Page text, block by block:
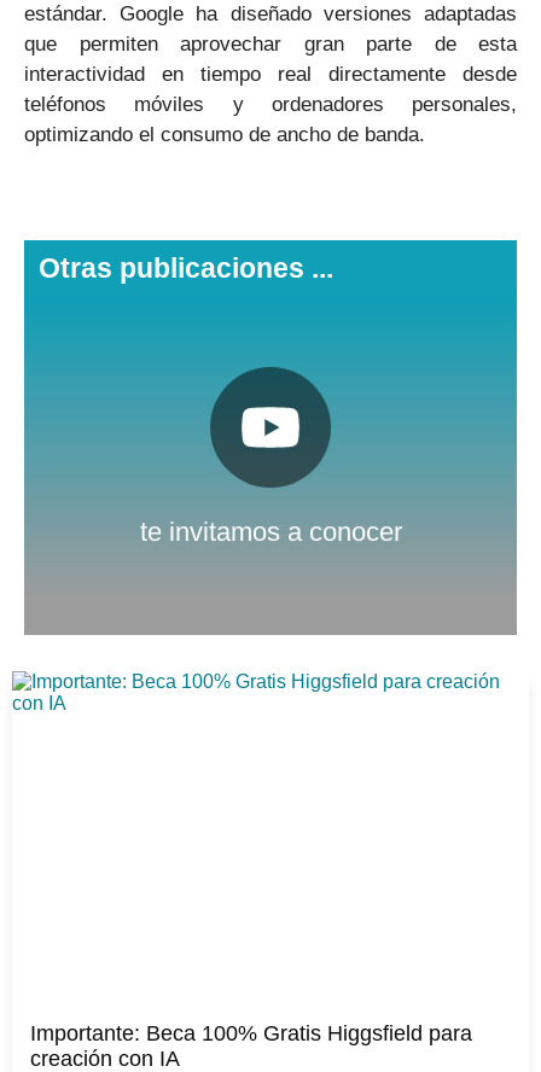
estándar. Google ha diseñado versiones adaptadas
que permiten aprovechar gran parte de esta
interactividad en tiempo real directamente desde
teléfonos móviles y ordenadores personales,
optimizando el consumo de ancho de banda.
Otras publicaciones ...
te invitamos a conocer
Pulsa aquí
Importante: Beca 100% Gratis Higgsfield para
creación con IA